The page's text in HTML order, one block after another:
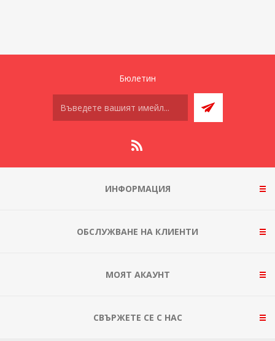
Бюлетин
ИНФОРМАЦИЯ
ОБСЛУЖВАНЕ НА КЛИЕНТИ
МОЯТ АКАУНТ
СВЪРЖЕТЕ СЕ С НАС